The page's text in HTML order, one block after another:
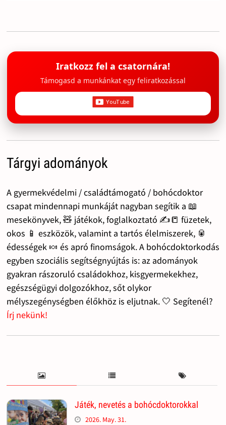
Iratkozz fel a csatornára!
Támogasd a munkánkat egy feliratkozással
Tárgyi adományok
A gyermekvédelmi / családtámogató / bohócdoktor
csapat mindennapi munkáját nagyban segítik a 📖
mesekönyvek, 🧸 játékok, foglalkoztató ✍️📒 füzetek,
okos 📱 eszközök, valamint a tartós élelmiszerek, 🥫
édességek 🍬 és apró finomságok. A bohócdoktorkodás
egyben szociális segítségnyújtás is: az adományok
gyakran rászoruló családokhoz, kisgyermekekhez,
egészségügyi dolgozókhoz, sőt olykor
mélyszegénységben élőkhöz is eljutnak. 🤍 Segítenél?
Írj nekünk!
Játék, nevetés a bohócdoktorokkal
2026. May. 31.